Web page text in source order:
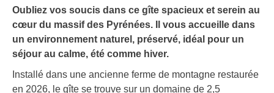
Oubliez vos soucis dans ce gîte spacieux et serein au
cœur du massif des Pyrénées. Il vous accueille dans
un environnement naturel, préservé, idéal pour un
séjour au calme, été comme hiver.
Installé dans une ancienne ferme de montagne restaurée
en 2026, le gîte se trouve sur un domaine de 2,5